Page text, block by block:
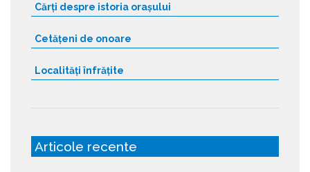
Cărți despre istoria orașului
Cetățeni de onoare
Localități înfrățite
Articole recente